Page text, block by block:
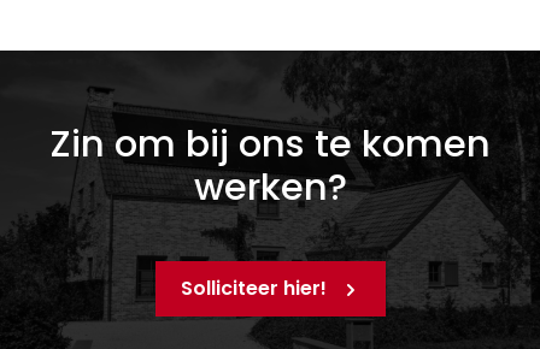
Zin om bij ons te komen
werken?
Solliciteer hier!